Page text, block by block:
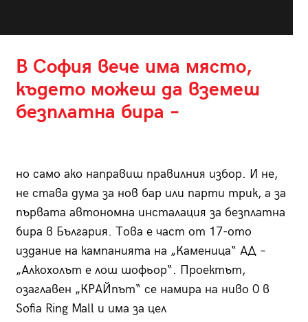
В София вече има място,
където можеш да вземеш
безплатна бира –
но само ако направиш правилния избор. И не,
не става дума за нов бар или парти трик, а за
първата автономна инсталация за безплатна
бира в България. Това е част от 17-ото
издание на кампанията на „Каменица“ АД –
„Алкохолът е лош шофьор“. Проектът,
озаглавен „КРАЙпът“ се намира на ниво 0 в
Sofia Ring Mall и има за цел